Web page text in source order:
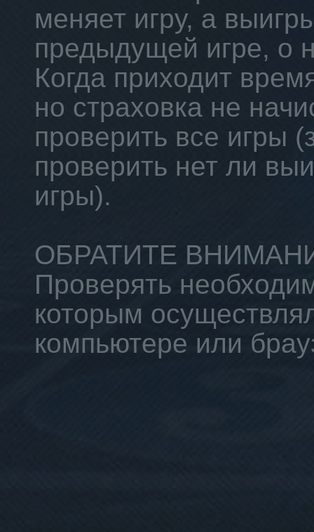
меняет игру, а
предыдущей игре, о
Когда приходит
но страховка не
проверить все игры
проверить нет ли
игры).
ОБРАТИТЕ
Проверять
которым
компьютере или